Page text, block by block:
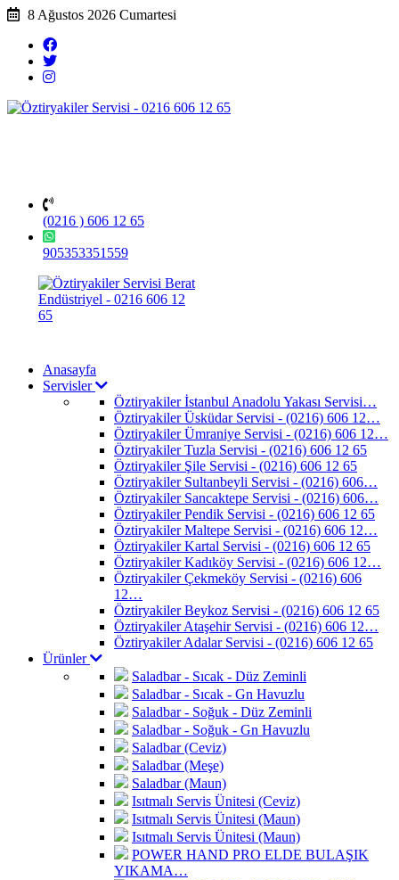
8 Ağustos 2026 Cumartesi
(0216 ) 606 12 65
905353351559
Anasayfa
Servisler
Öztiryakiler İstanbul Anadolu Yakası Servisi…
Öztiryakiler Üsküdar Servisi - (0216) 606 12…
Öztiryakiler Ümraniye Servisi - (0216) 606 12…
Öztiryakiler Tuzla Servisi - (0216) 606 12 65
Öztiryakiler Şile Servisi - (0216) 606 12 65
Öztiryakiler Sultanbeyli Servisi - (0216) 606…
Öztiryakiler Sancaktepe Servisi - (0216) 606…
Öztiryakiler Pendik Servisi - (0216) 606 12 65
Öztiryakiler Maltepe Servisi - (0216) 606 12…
Öztiryakiler Kartal Servisi - (0216) 606 12 65
Öztiryakiler Kadıköy Servisi - (0216) 606 12…
Öztiryakiler Çekmeköy Servisi - (0216) 606
12…
Öztiryakiler Beykoz Servisi - (0216) 606 12 65
Öztiryakiler Ataşehir Servisi - (0216) 606 12…
Öztiryakiler Adalar Servisi - (0216) 606 12 65
Ürünler
Saladbar - Sıcak - Düz Zeminli
Saladbar - Sıcak - Gn Havuzlu
Saladbar - Soğuk - Düz Zeminli
Saladbar - Soğuk - Gn Havuzlu
Saladbar (Ceviz)
Saladbar (Meşe)
Saladbar (Maun)
Isıtmalı Servis Ünitesi (Ceviz)
Isıtmalı Servis Ünitesi (Maun)
Isıtmalı Servis Ünitesi (Maun)
POWER HAND PRO ELDE BULAŞIK
YIKAMA…